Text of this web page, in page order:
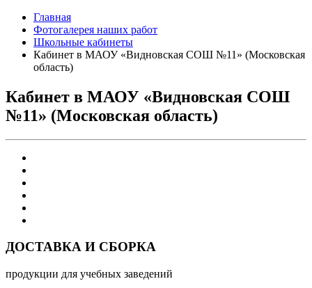
Главная
Фотогалерея наших работ
Школьные кабинеты
Кабинет в МАОУ «Видновская СОШ №11» (Московская
область)
Кабинет в МАОУ «Видновская СОШ
№11» (Московская область)
ДОСТАВКА И СБОРКА
продукции для учебных заведений